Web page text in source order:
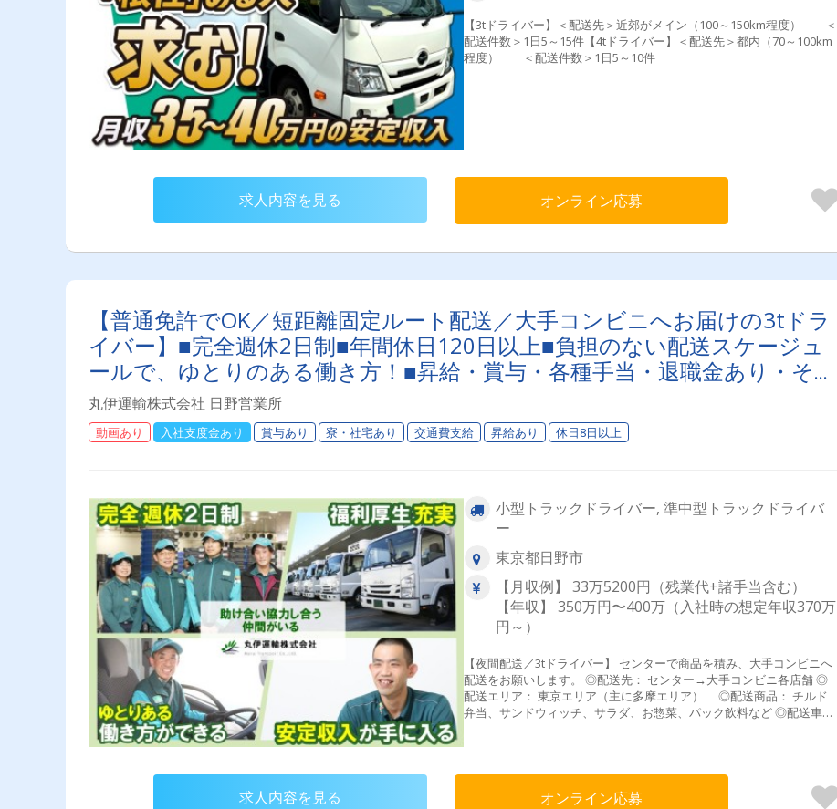
【3tドライバー】＜配送先＞近郊がメイン（100～150km程度） ＜
配送件数＞1日5～15件【4tドライバー】＜配送先＞都内（70～100km
程度） ＜配送件数＞1日5～10件
求人内容を見る オンライン応募
【普通免許でOK／短距離固定ルート配送／大手コンビニへお届けの3tドラ
イバー】■完全週休2日制■年間休日120日以上■負担のない配送スケージュ
ールで、ゆとりのある働き方！■昇給・賞与・各種手当・退職金あり・その
他お得な福利厚生サービスもご用意！
丸伊運輸株式会社 日野営業所
動画あり 入社支度金あり 賞与あり 寮・社宅あり 交通費支給 昇給あり 休日8日以上
小型トラックドライバー, 準中型トラックドライバ
ー
東京都日野市
【月収例】 33万5200円（残業代+諸手当含む）
【年収】 350万円〜400万（入社時の想定年収370万
円～）
【夜間配送／3tドライバー】 センターで商品を積み、大手コンビニへ
配送をお願いします。 ◎配送先： センター→大手コンビニ各店舗 ◎
配送エリア： 東京エリア（主に多摩エリア） ◎配送商品： チルド
弁当、サンドウィッチ、サラダ、お惣菜、パック飲料など ◎配送車：
すいポイント／ ・主に東京多摩エリアを担当するので、短距離での配
で渋滞などもなく運転もスムーズです！
求人内容を見る オンライン応募